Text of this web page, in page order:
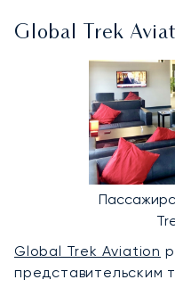
Global Trek
Global Trek Aviation
представительским